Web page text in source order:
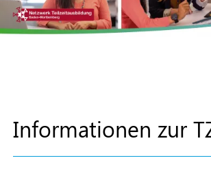
Netzwerk
Infos zur TZA
Informationen zur